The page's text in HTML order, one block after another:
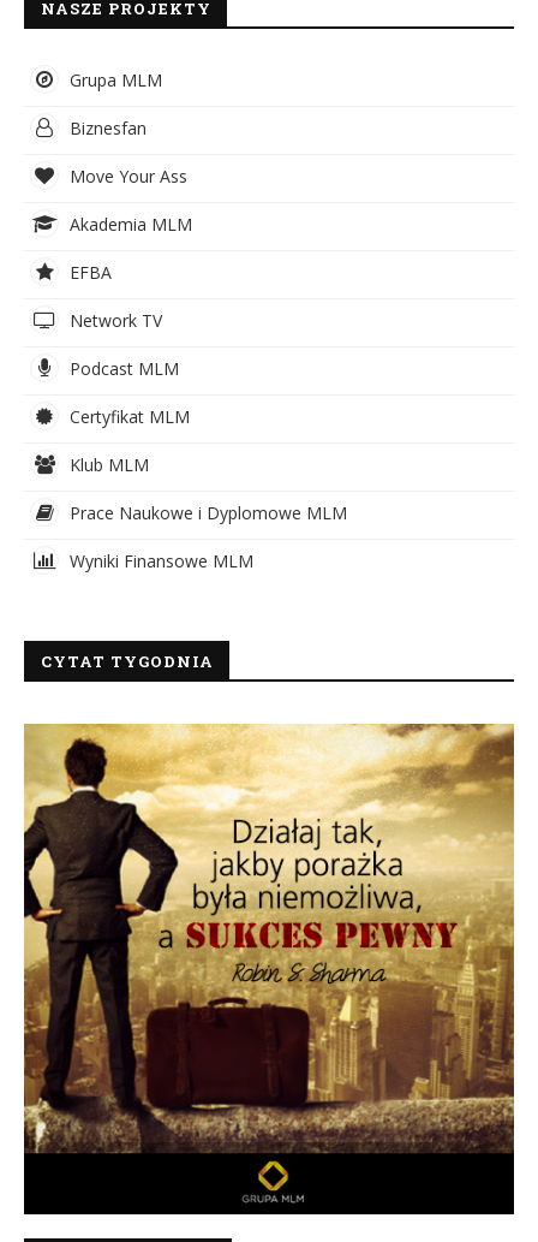
NASZE PROJEKTY
Grupa MLM
Biznesfan
Move Your Ass
Akademia MLM
EFBA
Network TV
Podcast MLM
Certyfikat MLM
Klub MLM
Prace Naukowe i Dyplomowe MLM
Wyniki Finansowe MLM
CYTAT TYGODNIA